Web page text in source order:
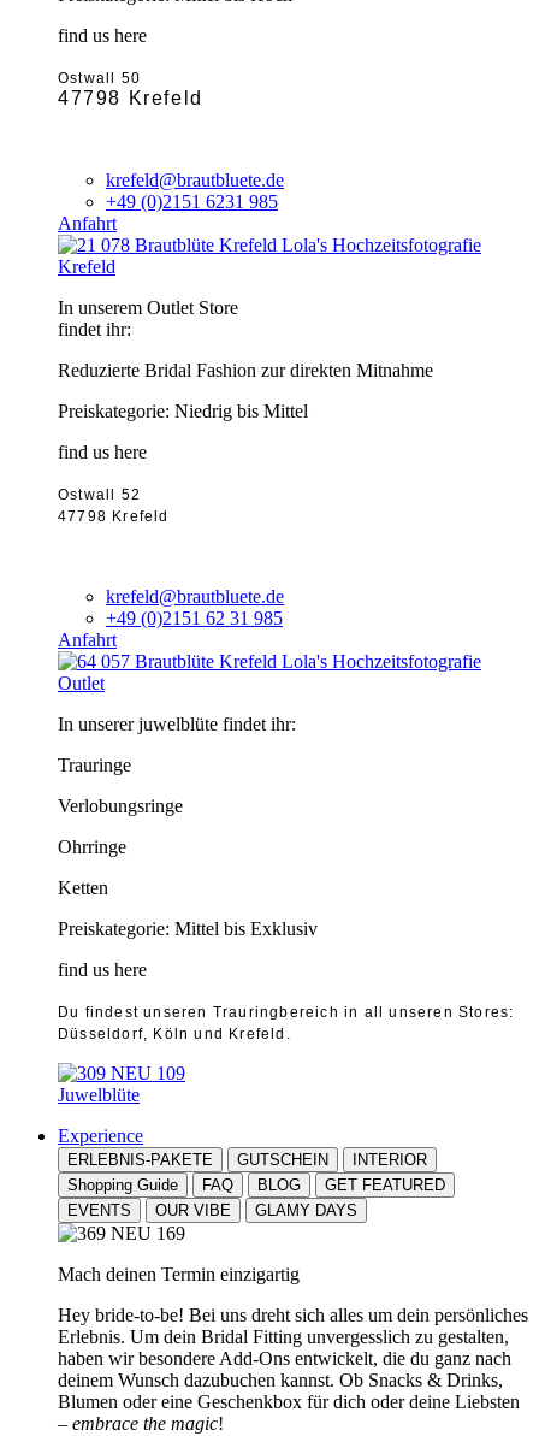
find us here
Ostwall 50
47798 Krefeld
krefeld@brautbluete.de
+49 (0)2151 6231 985
Anfahrt
Krefeld
In unserem Outlet Store
findet ihr:
Reduzierte Bridal Fashion zur direkten Mitnahme
Preiskategorie: Niedrig bis Mittel
find us here
Ostwall 52
47798 Krefeld
krefeld@brautbluete.de
+49 (0)2151 62 31 985
Anfahrt
Outlet
In unserer juwelblüte findet ihr:
Trauringe
Verlobungsringe
Ohrringe
Ketten
Preiskategorie: Mittel bis Exklusiv
find us here
Du findest unseren Trauringbereich in all unseren Stores:
Düsseldorf, Köln und Krefeld.
Juwelblüte
Experience
ERLEBNIS-PAKETE GUTSCHEIN
INTERIOR
Shopping Guide
FAQ BLOG
GET FEATURED
EVENTS
OUR VIBE GLAMY DAYS
Mach deinen Termin einzigartig
Hey bride-to-be! Bei uns dreht sich alles um dein persönliches
Erlebnis. Um dein Bridal Fitting unvergesslich zu gestalten,
haben wir besondere Add-Ons entwickelt, die du ganz nach
deinem Wunsch dazubuchen kannst. Ob Snacks & Drinks,
Blumen oder eine Geschenkbox für dich oder deine Liebsten
– embrace the magic!